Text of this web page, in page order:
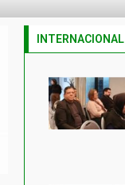
INTERNACIONAL